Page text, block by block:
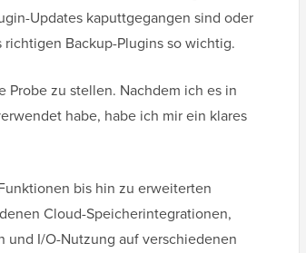
Updates kaputtgegangen sind oder
Backup-Plugins so wichtig.
Probe zu stellen. Nachdem ich es in
habe, habe ich mir ein klares
bis hin zu erweiterten
Cloud-Speicherintegrationen,
und I/O-Nutzung auf verschiedenen